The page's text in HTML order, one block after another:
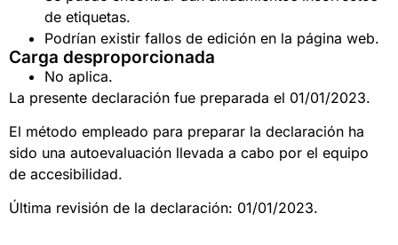
de etiquetas.
Podrían existir fallos de edición en la página web.
Carga desproporcionada
No aplica.
La presente declaración fue preparada el 01/01/2023.
El método empleado para preparar la declaración ha
sido una autoevaluación llevada a cabo por el equipo
de accesibilidad.
Última revisión de la declaración: 01/01/2023.